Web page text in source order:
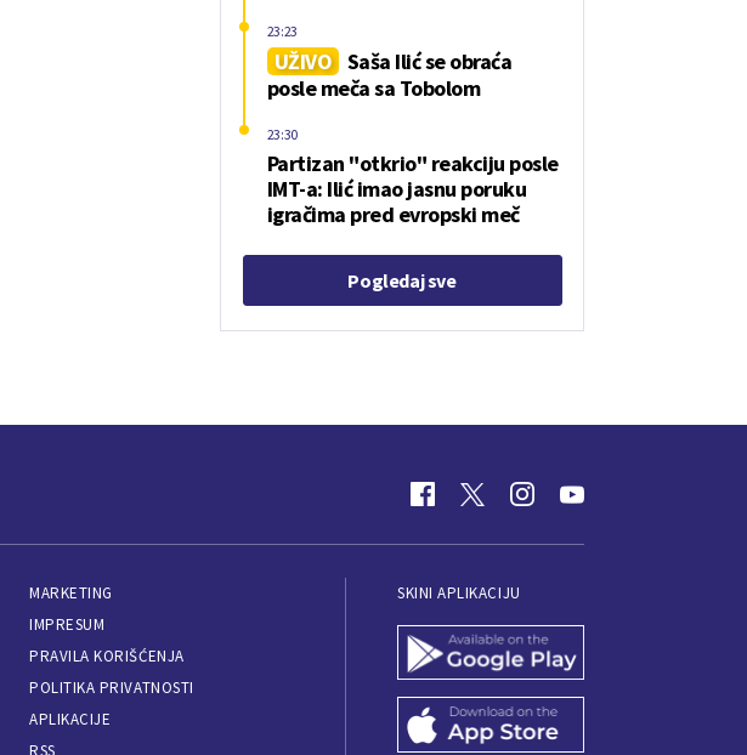
UŽIVO Saša Ilić se obraća
posle meča sa Tobolom
23:23
Partizan "otkrio" reakciju posle
IMT-a: Ilić imao jasnu poruku
igračima pred evropski meč
23:30
Pogledaj sve
MARKETING
IMPRESUM
PRAVILA KORIŠĆENJA
POLITIKA PRIVATNOSTI
APLIKACIJE
RSS
SKINI APLIKACIJU